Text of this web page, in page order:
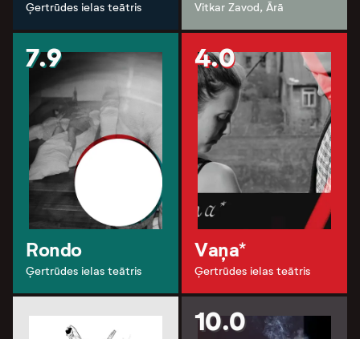
Ģertrūdes ielas teātris
Vitkar Zavod, Ārā
7.9
Rondo
Ģertrūdes ielas teātris
4.0
Vaņa*
Ģertrūdes ielas teātris
10.0